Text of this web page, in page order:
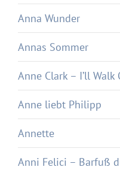
Anna Wunder
Annas Sommer
Anne Clark – I’ll
Anne liebt Philipp
Annette
Anni Felici – Barfuß